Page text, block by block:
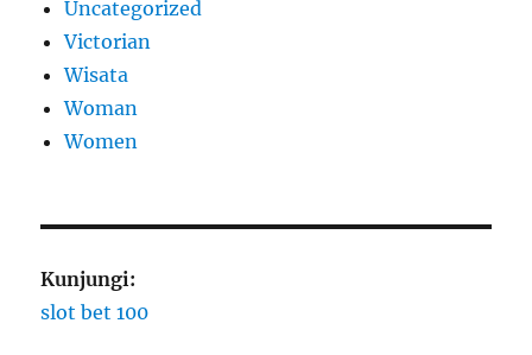
Uncategorized
Victorian
Wisata
Woman
Women
Kunjungi:
slot bet 100